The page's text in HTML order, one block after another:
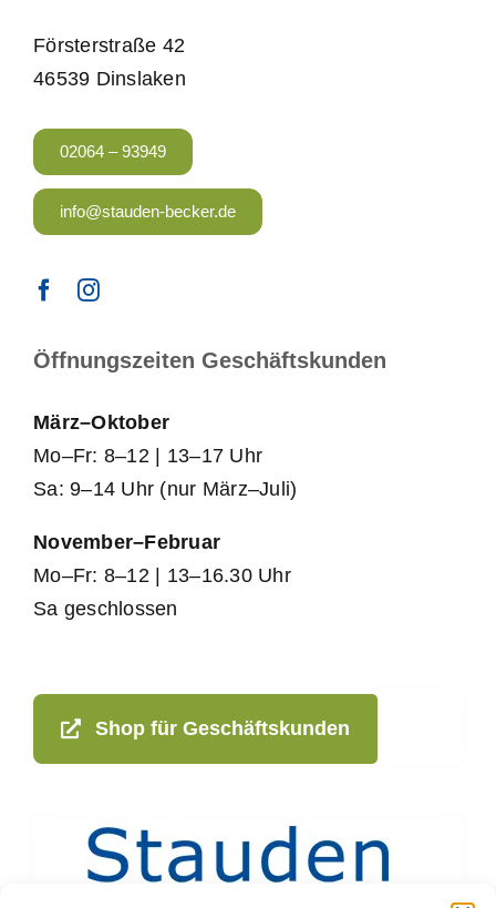
Försterstraße 42
46539 Dinslaken
02064 – 93949
info@stauden-becker.de
Öffnungszeiten Geschäftskunden
März–Oktober
Mo–Fr: 8–12 | 13–17 Uhr
Sa: 9–14 Uhr (nur März–Juli)
November–Februar
Mo–Fr: 8–12 | 13–16.30 Uhr
Sa geschlossen
Shop für Geschäftskunden